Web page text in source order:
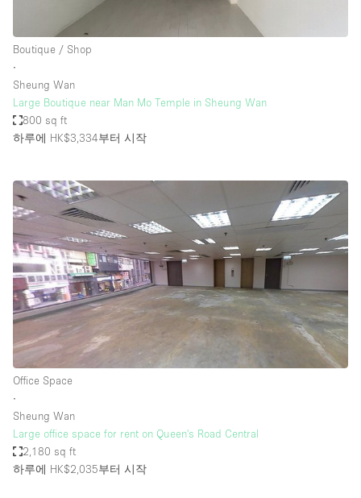
Boutique / Shop
∙
Sheung Wan
Large Boutique near Man Mo Temple in Sheung Wan
800 sq ft
하루에 HK$3,334부터 시작
Office Space
∙
Sheung Wan
Large office space for rent on Queen's Road Central
2,180 sq ft
하루에 HK$2,035부터 시작